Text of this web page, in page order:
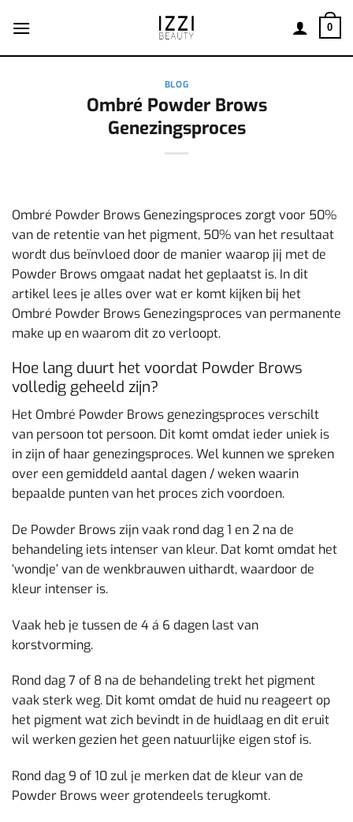
naar
0
BLOG
Ombré Powder Brows
Genezingsproces
Ombré Powder Brows Genezingsproces zorgt voor 50%
van de retentie van het pigment, 50% van het resultaat
wordt dus beïnvloed door de manier waarop jij met de
Powder Brows omgaat nadat het geplaatst is. In dit
artikel lees je alles over wat er komt kijken bij het
Ombré Powder Brows Genezingsproces van permanente
make up en waarom dit zo verloopt.
Hoe lang duurt het voordat Powder Brows
volledig geheeld zijn?
Het Ombré Powder Brows genezingsproces verschilt
van persoon tot persoon. Dit komt omdat ieder uniek is
in zijn of haar genezingsproces. Wel kunnen we spreken
over een gemiddeld aantal dagen / weken waarin
bepaalde punten van het proces zich voordoen.
De Powder Brows zijn vaak rond dag 1 en 2 na de
behandeling iets intenser van kleur. Dat komt omdat het
‘wondje’ van de wenkbrauwen uithardt, waardoor de
kleur intenser is.
Vaak heb je tussen de 4 á 6 dagen last van
korstvorming.
Rond dag 7 of 8 na de behandeling trekt het pigment
vaak sterk weg. Dit komt omdat de huid nu reageert op
het pigment wat zich bevindt in de huidlaag en dit eruit
wil werken gezien het geen natuurlijke eigen stof is.
Rond dag 9 of 10 zul je merken dat de kleur van de
Powder Brows weer grotendeels terugkomt.